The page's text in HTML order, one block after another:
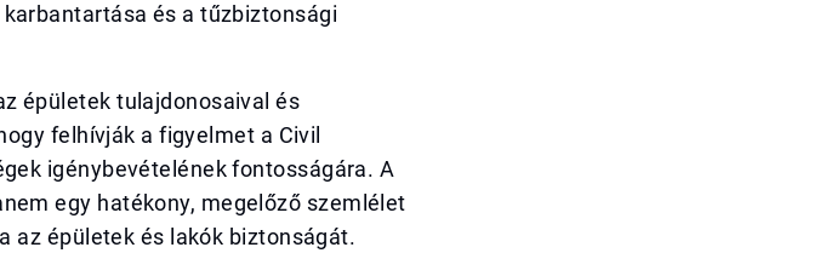
és a tűzbiztonsági
épületek tulajdonosaival és
felhívják a figyelmet a Civil
igénybevételének fontosságára. A
egy hatékony, megelőző szemlélet
az épületek és lakók biztonságát.